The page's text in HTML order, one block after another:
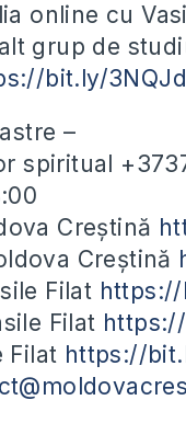
online cu
grup de
bit.ly/
–
spiritual
Creștină
Creștină
Filat https://
Filat
Filat https://